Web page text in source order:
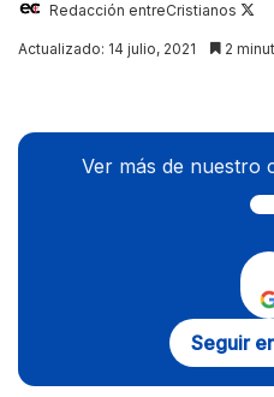
Redacción entreCristianos
on
Actualizado: 14 julio, 2021 2
Ver más de nuestro
Seguir